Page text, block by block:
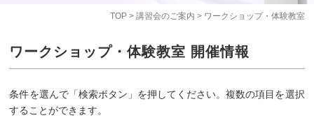
TOP> 講習会のご案内 > ワークショップ・体験教室
ワークショップ・体験教室 開催情報
条件を選んで「検索ボタン」を押してください。複数の項目を選択
することができます。